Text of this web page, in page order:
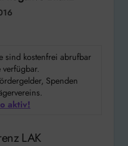
sind kostenfrei abrufbar
Spenden
aktiv!